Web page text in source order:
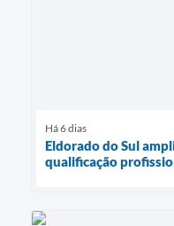
Há 6 dias
Eldorado do Sul
qualificação